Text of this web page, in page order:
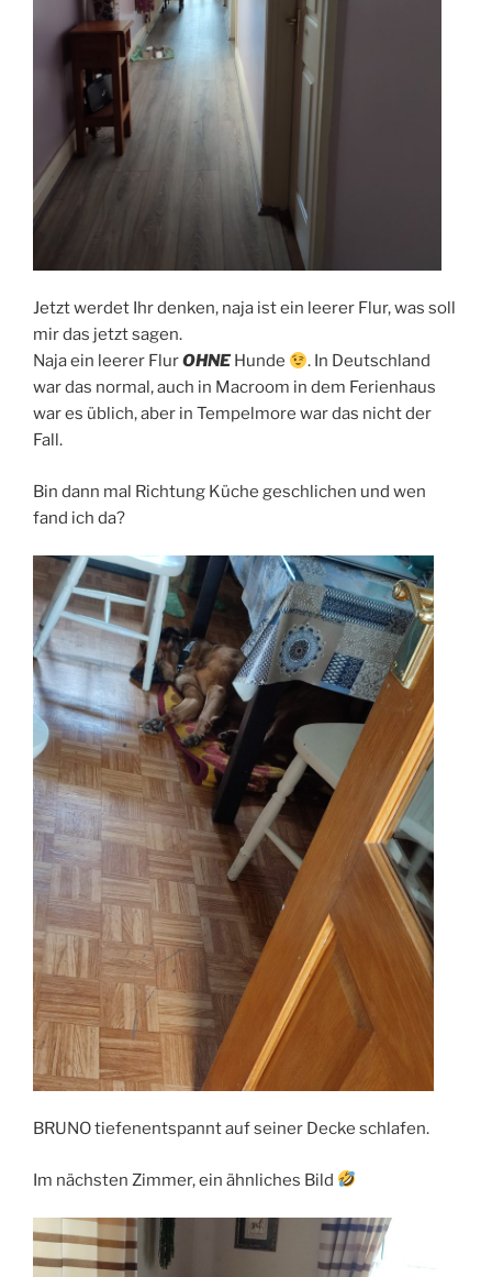
Jetzt werdet Ihr denken, naja ist ein leerer Flur, was soll
mir das jetzt sagen.
Naja ein leerer FlurOHNEHunde
. In Deutschland
war das normal, auch in Macroom in dem Ferienhaus
war es üblich, aber in Tempelmore war das nicht der
Fall.
Bin dann mal Richtung Küche geschlichen und wen
fand ich da?
BRUNO tiefenentspannt auf seiner Decke schlafen.
Im nächsten Zimmer, ein ähnliches Bild